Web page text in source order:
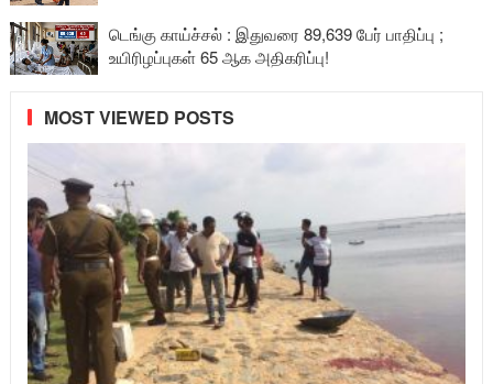
டெங்கு காய்ச்சல் : இதுவரை 89,639 பேர் பாதிப்பு ;
உயிரிழப்புகள் 65 ஆக அதிகரிப்பு!
MOST VIEWED POSTS